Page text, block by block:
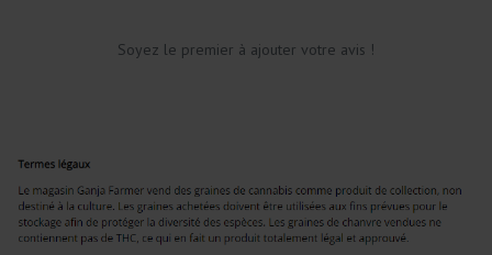
Soyez le premier à ajouter votre avis !